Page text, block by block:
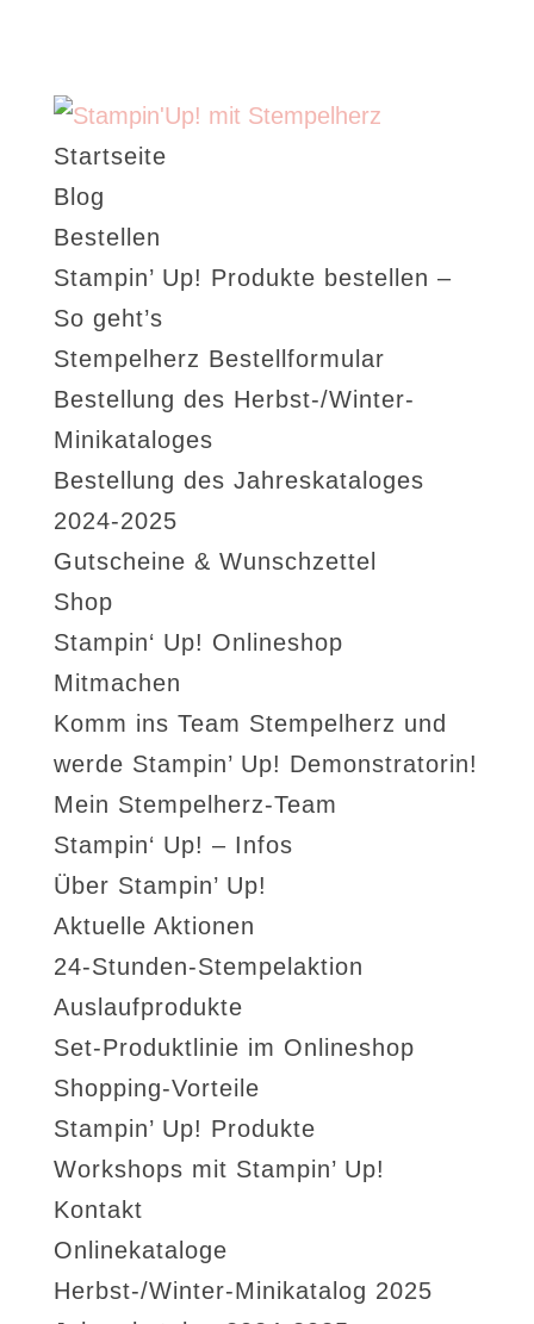
Startseite
Blog
Bestellen
Stampin’ Up! Produkte bestellen –
So geht’s
Stempelherz Bestellformular
Bestellung des Herbst-/Winter-
Minikataloges
Bestellung des Jahreskataloges
2024-2025
Gutscheine & Wunschzettel
Shop
Stampin‘ Up! Onlineshop
Mitmachen
Komm ins Team Stempelherz und
werde Stampin’ Up! Demonstratorin!
Mein Stempelherz-Team
Stampin‘ Up! – Infos
Über Stampin’ Up!
Aktuelle Aktionen
24-Stunden-Stempelaktion
Auslaufprodukte
Set-Produktlinie im Onlineshop
Shopping-Vorteile
Stampin’ Up! Produkte
Workshops mit Stampin’ Up!
Kontakt
Onlinekataloge
Herbst-/Winter-Minikatalog 2025